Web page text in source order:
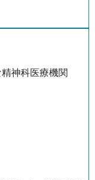
神科医療機関